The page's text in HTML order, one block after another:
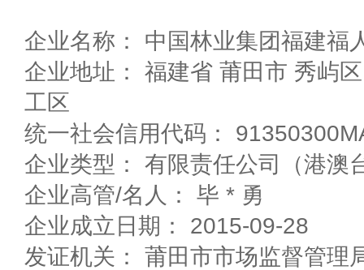
企业名称： 中国林业集团福建福
企业地址： 福建省 莆田市 秀屿区 东峤镇前沁村木材加
工区
统一社会信用代码：
企业类型： 有限责任公司（港澳
企业高管/名人： 毕 * 勇
企业成立日期： 2015-09-28
发证机关： 莆田市市场监督管理